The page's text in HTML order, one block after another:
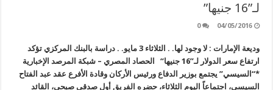
لـ”16 جنيها”
04/05/2016
0
وديعة الإمارات : لا وجود لها. . الثلاثاء 3 مايو. . دراسة بالبنك المركزي تؤكد
ارتفاع سعر الدولار لـ”16 جنيها“ الحصاد المصري – شبكة المرصد الإخبارية
*“السيسي” يجتمع بوزير الدفاع ورئيس الأركان وقادة الأفرع عقد عبد الفتاح
السيسى، اجتماعاً اليوم الثلاثاء، حضره الفريق أول صدقى صبحي، القائد